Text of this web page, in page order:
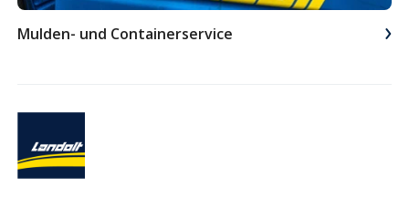
Mulden- und Containerservice